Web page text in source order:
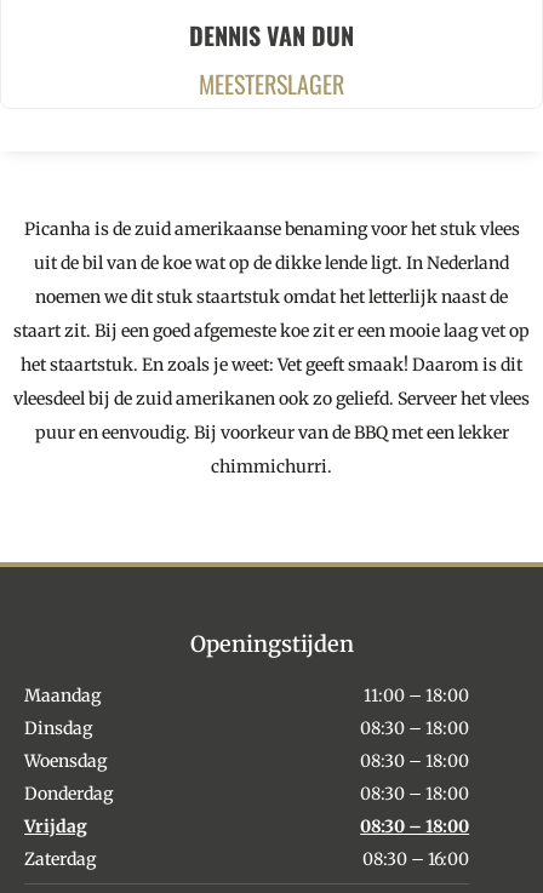
DENNIS VAN DUN
MEESTERSLAGER
Picanha is de zuid amerikaanse benaming voor het stuk vlees
uit de bil van de koe wat op de dikke lende ligt. In Nederland
noemen we dit stuk staartstuk omdat het letterlijk naast de
staart zit. Bij een goed afgemeste koe zit er een mooie laag vet op
het staartstuk. En zoals je weet: Vet geeft smaak! Daarom is dit
vleesdeel bij de zuid amerikanen ook zo geliefd. Serveer het vlees
puur en eenvoudig. Bij voorkeur van de BBQ met een lekker
chimmichurri.
Openingstijden
Maandag
11:00 – 18:00
Dinsdag
08:30 – 18:00
Woensdag
08:30 – 18:00
Donderdag
08:30 – 18:00
Vrijdag
08:30 – 18:00
Zaterdag
08:30 – 16:00